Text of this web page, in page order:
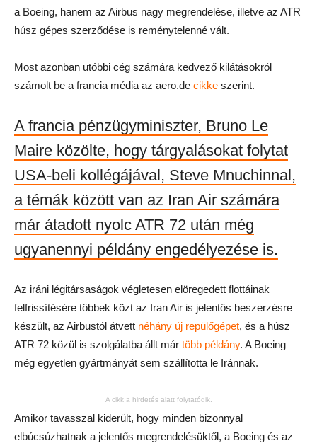
a Boeing, hanem az Airbus nagy megrendelése, illetve az ATR
húsz gépes szerződése is reménytelenné vált.
Most azonban utóbbi cég számára kedvező kilátásokról
számolt be a francia média az aero.de cikke szerint.
A francia pénzügyminiszter, Bruno Le
Maire közölte, hogy tárgyalásokat folytat
USA-beli kollégájával, Steve Mnuchinnal,
a témák között van az Iran Air számára
már átadott nyolc ATR 72 után még
ugyanennyi példány engedélyezése is.
Az iráni légitársaságok végletesen elöregedett flottáinak
felfrissítésére többek közt az Iran Air is jelentős beszerzésre
készült, az Airbustól átvett néhány új repülőgépet, és a húsz
ATR 72 közül is szolgálatba állt már több példány. A Boeing
még egyetlen gyártmányát sem szállította le Iránnak.
A cikk a hirdetés alatt folytatódik.
Amikor tavasszal kiderült, hogy minden bizonnyal
elbúcsúzhatnak a jelentős megrendelésüktől, a Boeing és az